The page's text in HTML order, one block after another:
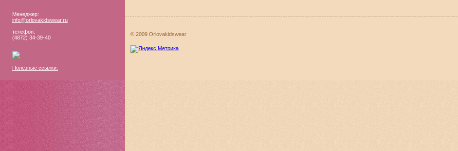
Менеджер:
info@orlovakidswear.ru
телефон:
(4872) 34-39-40
Полезные ссылки.
© 2009 Orlovakidswear